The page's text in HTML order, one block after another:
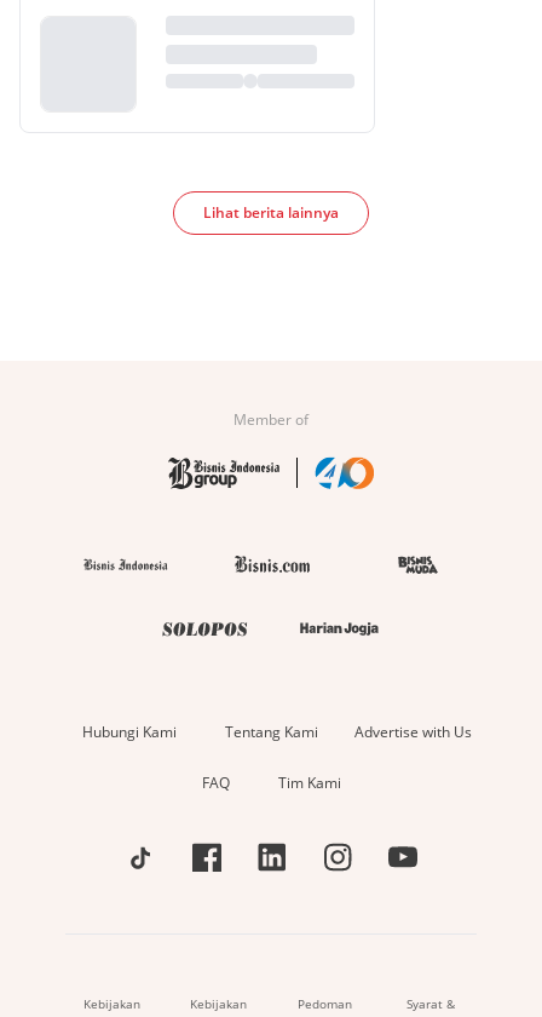
Lihat berita lainnya
Member of
Hubungi Kami Tentang Kami Advertise with Us
FAQ Tim Kami
Kebijakan
Kebijakan
Pedoman
Syarat &